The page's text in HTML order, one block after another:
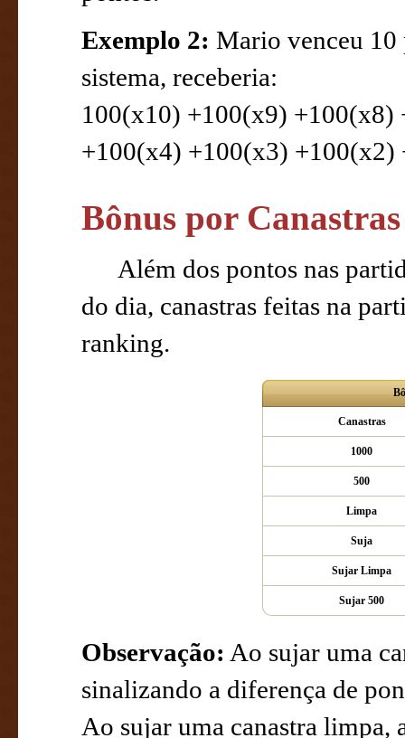
Exemplo 2: Mario venceu 10
sistema, receberia:
100(x10) +100(x9)
+100(x4) +100(x3) +100(x2)
Bônus por Canastras
Além dos pontos nas
do dia, canastras feitas na
ranking.
Canastras
1000
500
Limpa
Suja
Sujar Limpa
Sujar 500
Observação: Ao sujar uma
sinalizando a diferença de
Ao sujar uma canastra limpa,